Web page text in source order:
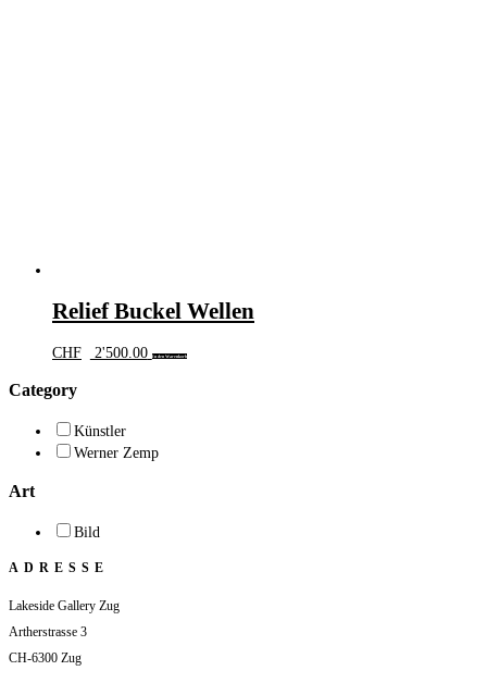
Relief Buckel Wellen
CHF 2'500.00 In den Warenkorb
Category
Künstler
Werner Zemp
Art
Bild
ADRESSE
Lakeside Gallery Zug
Artherstrasse 3
CH-6300 Zug